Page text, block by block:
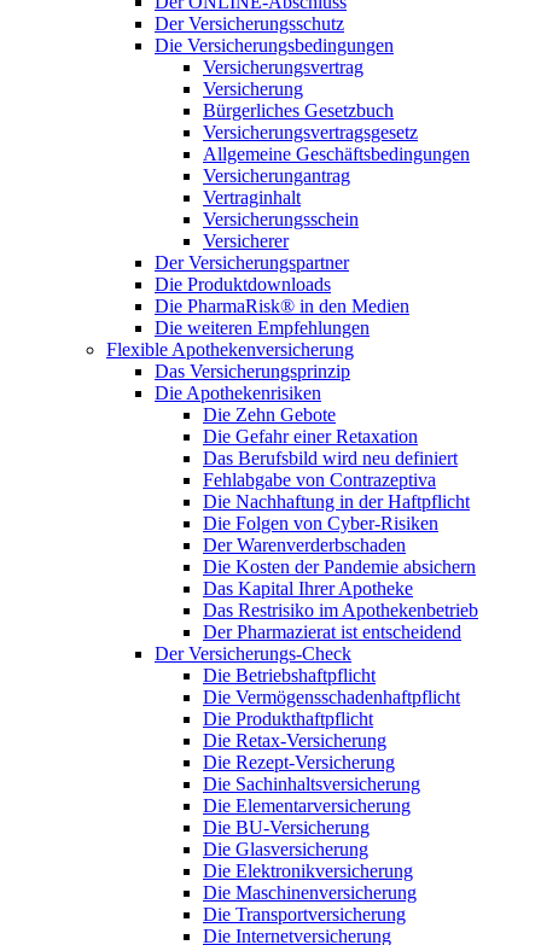
Der Versicherungsschutz
Die Versicherungsbedingungen
Versicherungsvertrag
Versicherung
Bürgerliches Gesetzbuch
Versicherungsvertragsgesetz
Allgemeine Geschäftsbedingungen
Versicherungantrag
Vertraginhalt
Versicherungsschein
Versicherer
Der Versicherungspartner
Die Produktdownloads
Die PharmaRisk® in den Medien
Die weiteren Empfehlungen
Flexible Apothekenversicherung
Das Versicherungsprinzip
Die Apothekenrisiken
Die Zehn Gebote
Die Gefahr einer Retaxation
Das Berufsbild wird neu definiert
Fehlabgabe von Contrazeptiva
Die Nachhaftung in der Haftpflicht
Die Folgen von Cyber-Risiken
Der Warenverderbschaden
Die Kosten der Pandemie absichern
Das Kapital Ihrer Apotheke
Das Restrisiko im Apothekenbetrieb
Der Pharmazierat ist entscheidend
Der Versicherungs-Check
Die Betriebshaftpflicht
Die Vermögensschadenhaftpflicht
Die Produkthaftpflicht
Die Retax-Versicherung
Die Rezept-Versicherung
Die Sachinhaltsversicherung
Die Elementarversicherung
Die BU-Versicherung
Die Glasversicherung
Die Elektronikversicherung
Die Maschinenversicherung
Die Transportversicherung
Die Internetversicherung